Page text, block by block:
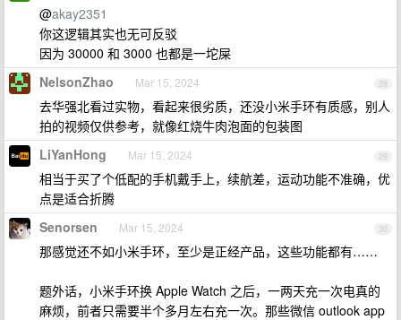
@akay2351
你这逻辑其实也无可反驳
因为 30000 和 3000 也都是一坨屎
28
NelsonZhao Mar 15, 2024
去华强北看过实物，看起来很劣质，还没小米手环有质感，别人
拍的视频仅供参考，就像红烧牛肉泡面的包装图
29
LiYanHong Mar 15, 2024
相当于买了个低配的手机戴手上，续航差，运动功能不准确，优
点是适合折腾
30
Senorsen Mar 15, 2024
那感觉还不如小米手环，至少是正经产品，这些功能都有……
题外话，小米手环换 Apple Watch 之后，一两天充一次电真的
麻烦，前者只需要半个多月左右充一次。那些微信 outlook app